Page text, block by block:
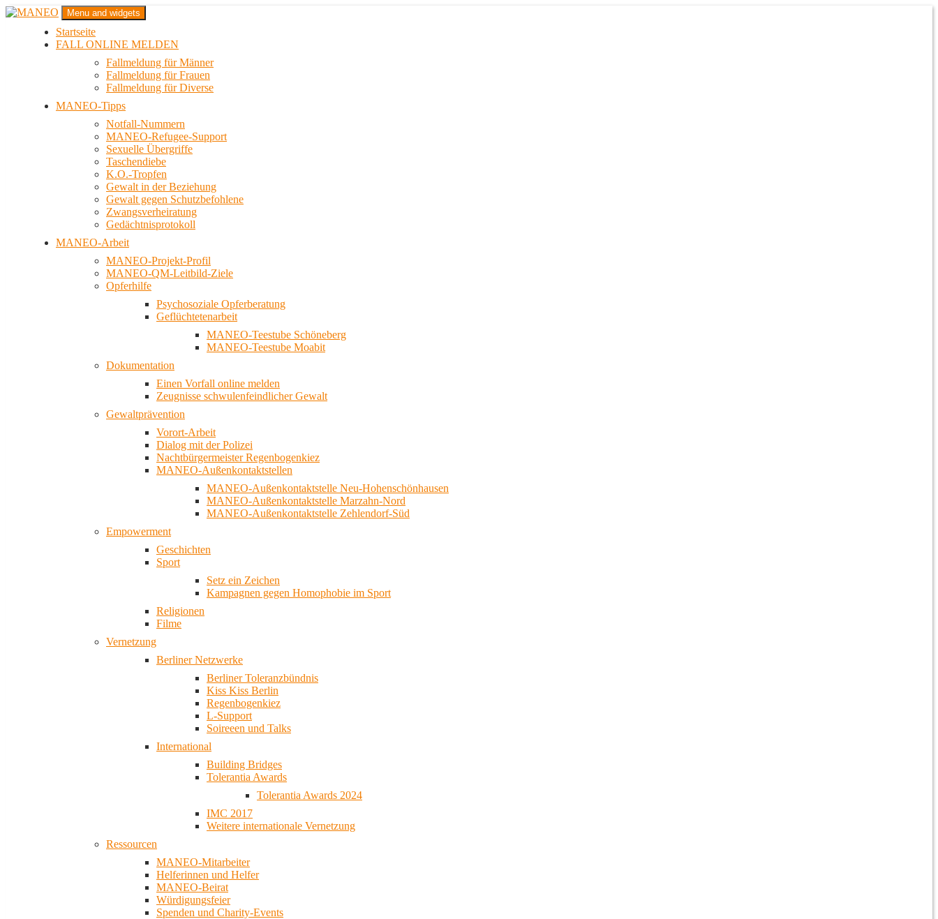
Zum
MANEO
Das schwule Anti-Gewalt-Projekt in Berlin
Menu and widgets
Startseite
FALL ONLINE MELDEN
Fallmeldung für Männer
Fallmeldung für Frauen
Fallmeldung für Diverse
MANEO-Tipps
Notfall-Nummern
MANEO-Refugee-Support
Sexuelle Übergriffe
Taschendiebe
K.O.-Tropfen
Gewalt in der Beziehung
Gewalt gegen Schutzbefohlene
Zwangsverheiratung
Gedächtnisprotokoll
MANEO-Arbeit
MANEO-Projekt-Profil
MANEO-QM-Leitbild-Ziele
Opferhilfe
Psychosoziale Opferberatung
Geflüchtetenarbeit
MANEO-Teestube Schöneberg
MANEO-Teestube Moabit
Dokumentation
Einen Vorfall online melden
Zeugnisse schwulenfeindlicher Gewalt
Gewaltprävention
Vorort-Arbeit
Dialog mit der Polizei
Nachtbürgermeister Regenbogenkiez
MANEO-Außenkontaktstellen
MANEO-Außenkontaktstelle Neu-Hohenschönhausen
MANEO-Außenkontaktstelle Marzahn-Nord
MANEO-Außenkontaktstelle Zehlendorf-Süd
Empowerment
Geschichten
Sport
Setz ein Zeichen
Kampagnen gegen Homophobie im Sport
Religionen
Filme
Vernetzung
Berliner Netzwerke
Berliner Toleranzbündnis
Kiss Kiss Berlin
Regenbogenkiez
L-Support
Soireeen und Talks
International
Building Bridges
Tolerantia Awards
Tolerantia Awards 2024
IMC 2017
Weitere internationale Vernetzung
Ressourcen
MANEO-Mitarbeiter
Helferinnen und Helfer
MANEO-Beirat
Würdigungsfeier
Spenden und Charity-Events